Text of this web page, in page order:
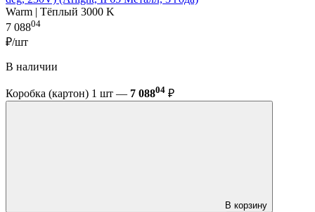
Warm | Тёплый 3000 K
7 08804
₽/шт
В наличии
Коробка (картон) 1 шт — 7 08804 ₽
В корзину